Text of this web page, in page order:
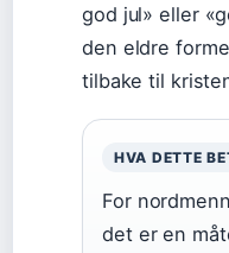
god jul» eller
den eldre
tilbake til
HVA DETTE
For
det er en